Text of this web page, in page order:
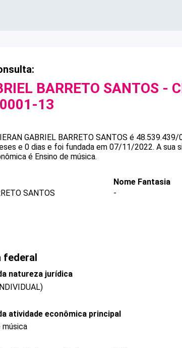
BARRETO SANTOS -
13
GABRIEL BARRETO SANTOS é 48.539.439/
e 0 dias e foi fundada em 07/11/2022. A sua
é Ensino de música.
SANTOS
Nome Fantasia
-
federal
natureza jurídica
atividade econômica principal